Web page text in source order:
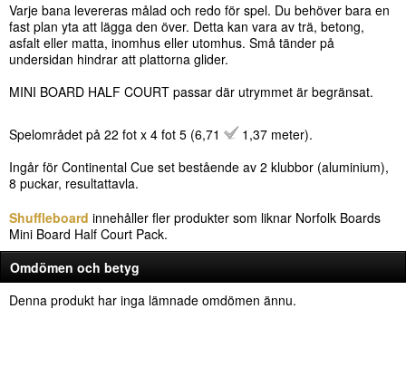
Varje bana levereras målad och redo för spel. Du behöver bara en
fast plan yta att lägga den över. Detta kan vara av trä, betong,
asfalt eller matta, inomhus eller utomhus. Små tänder på
undersidan hindrar att plattorna glider.
MINI BOARD HALF COURT passar där utrymmet är begränsat.
Spelområdet på 22 fot x 4 fot 5 (6,71
1,37 meter).
Ingår för Continental Cue set bestående av 2 klubbor (aluminium),
8 puckar, resultattavla.
Shuffleboard innehåller fler produkter som liknar Norfolk Boards
Mini Board Half Court Pack.
Omdömen och betyg
Denna produkt har inga lämnade omdömen ännu.